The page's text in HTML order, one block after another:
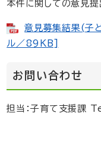
本件に関しての意見提
意見募集結果(子
ル／89KB]
お問い合わせ
担当：子育て支援